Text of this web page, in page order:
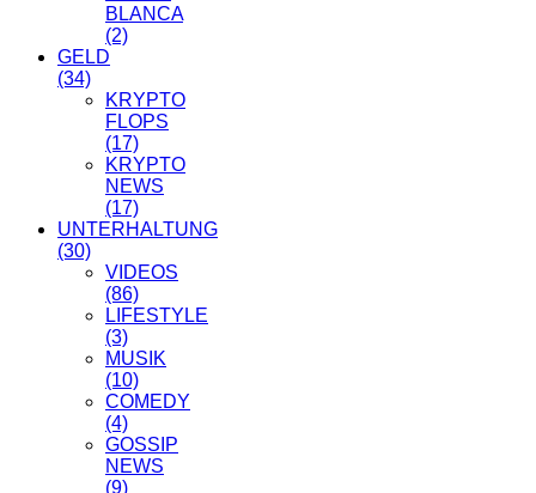
BLANCA
(2)
GELD
(34)
KRYPTO
FLOPS
(17)
KRYPTO
NEWS
(17)
UNTERHALTUNG
(30)
VIDEOS
(86)
LIFESTYLE
(3)
MUSIK
(10)
COMEDY
(4)
GOSSIP
NEWS
(9)